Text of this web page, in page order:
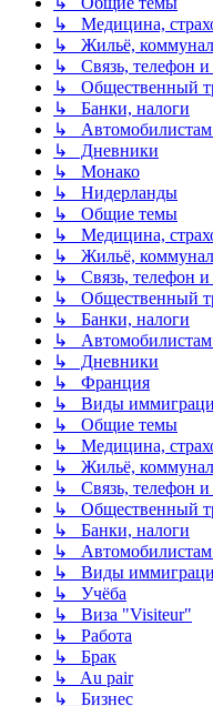
↳ Медицина,
↳ Жильё,
↳ Связь, телефон и
↳ Общественный
↳ Банки, налоги
↳ Автомобилистам
↳ Дневники
↳ Монако
↳ Нидерланды
↳ Общие темы
↳ Медицина,
↳ Жильё,
↳ Связь, телефон и
↳ Общественный
↳ Банки, налоги
↳ Автомобилистам
↳ Дневники
↳ Франция
↳ Виды
↳ Общие темы
↳ Медицина,
↳ Жильё,
↳ Связь, телефон и
↳ Общественный
↳ Банки, налоги
↳ Автомобилистам
↳ Виды
↳ Учёба
↳ Виза "Visiteur"
↳ Работа
↳ Брак
↳ Au pair
↳ Бизнес